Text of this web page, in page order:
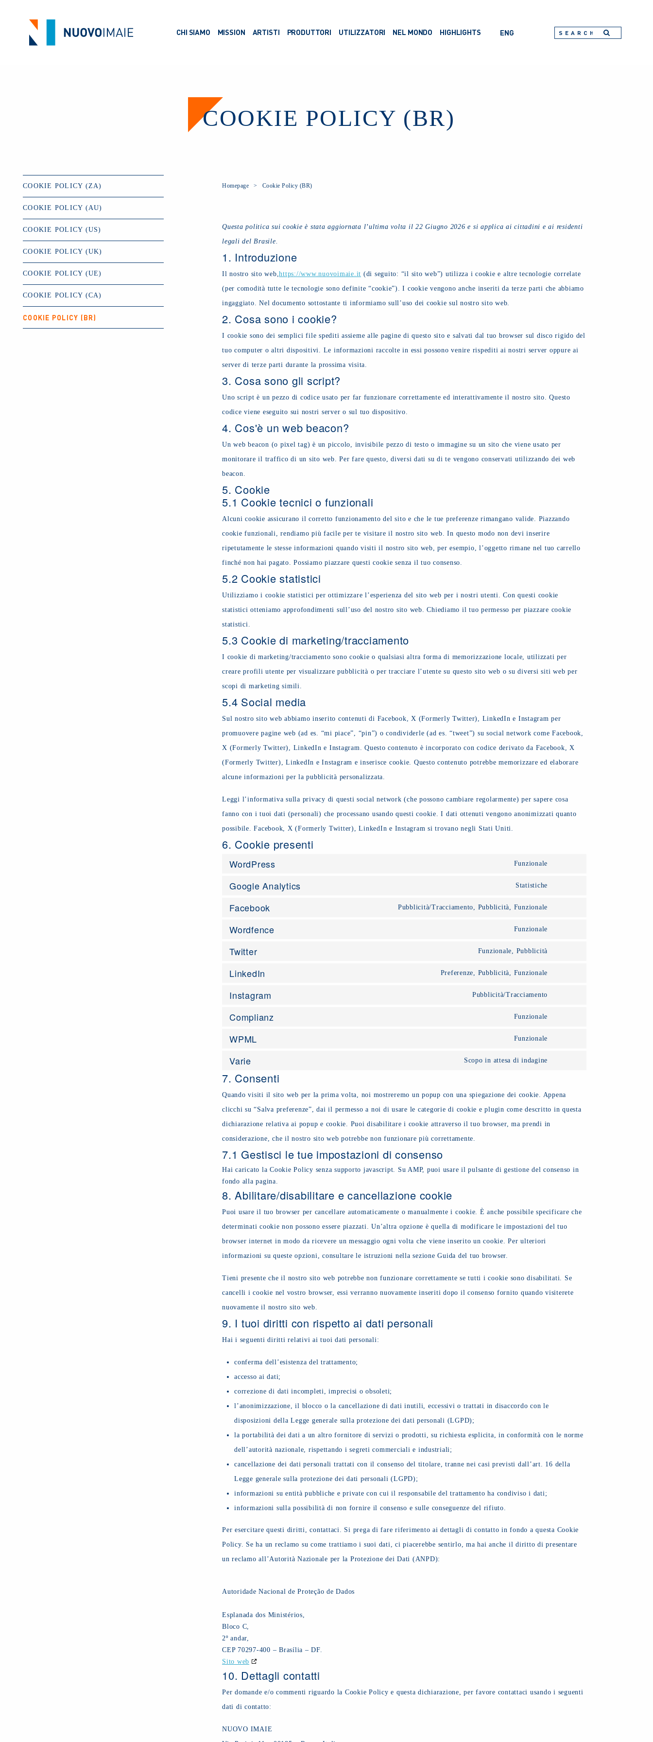
CHI SIAMO MISSION ARTISTI PRODUTTORI UTILIZZATORI NEL MONDO HIGHLIGHTS ENG
COOKIE POLICY (ZA)
COOKIE POLICY (AU)
COOKIE POLICY (US)
COOKIE POLICY (UK)
COOKIE POLICY (UE)
COOKIE POLICY (CA)
COOKIE POLICY (BR)
COOKIE POLICY (BR)
Homepage Cookie Policy (BR)
Questa politica sui cookie è stata aggiornata l’ultima volta il 22 Giugno 2026 e si applica ai cittadini e ai residenti
legali del Brasile.
1. Introduzione
Il nostro sito web,https://www.nuovoimaie.it (di seguito: “il sito web”) utilizza i cookie e altre tecnologie correlate
(per comodità tutte le tecnologie sono definite “cookie”). I cookie vengono anche inseriti da terze parti che abbiamo
ingaggiato. Nel documento sottostante ti informiamo sull’uso dei cookie sul nostro sito web.
2. Cosa sono i cookie?
I cookie sono dei semplici file spediti assieme alle pagine di questo sito e salvati dal tuo browser sul disco rigido del
tuo computer o altri dispositivi. Le informazioni raccolte in essi possono venire rispediti ai nostri server oppure ai
server di terze parti durante la prossima visita.
3. Cosa sono gli script?
Uno script è un pezzo di codice usato per far funzionare correttamente ed interattivamente il nostro sito. Questo
codice viene eseguito sui nostri server o sul tuo dispositivo.
4. Cos'è un web beacon?
Un web beacon (o pixel tag) è un piccolo, invisibile pezzo di testo o immagine su un sito che viene usato per
monitorare il traffico di un sito web. Per fare questo, diversi dati su di te vengono conservati utilizzando dei web
beacon.
5. Cookie
5.1 Cookie tecnici o funzionali
Alcuni cookie assicurano il corretto funzionamento del sito e che le tue preferenze rimangano valide. Piazzando
cookie funzionali, rendiamo più facile per te visitare il nostro sito web. In questo modo non devi inserire
ripetutamente le stesse informazioni quando visiti il nostro sito web, per esempio, l’oggetto rimane nel tuo carrello
finché non hai pagato. Possiamo piazzare questi cookie senza il tuo consenso.
5.2 Cookie statistici
Utilizziamo i cookie statistici per ottimizzare l’esperienza del sito web per i nostri utenti. Con questi cookie
statistici otteniamo approfondimenti sull’uso del nostro sito web. Chiediamo il tuo permesso per piazzare cookie
statistici.
5.3 Cookie di marketing/tracciamento
I cookie di marketing/tracciamento sono cookie o qualsiasi altra forma di memorizzazione locale, utilizzati per
creare profili utente per visualizzare pubblicità o per tracciare l’utente su questo sito web o su diversi siti web per
scopi di marketing simili.
5.4 Social media
Sul nostro sito web abbiamo inserito contenuti di Facebook, X (Formerly Twitter), LinkedIn e Instagram per
promuovere pagine web (ad es. “mi piace”, “pin”) o condividerle (ad es. “tweet”) su social network come Facebook,
X (Formerly Twitter), LinkedIn e Instagram. Questo contenuto è incorporato con codice derivato da Facebook, X
(Formerly Twitter), LinkedIn e Instagram e inserisce cookie. Questo contenuto potrebbe memorizzare ed elaborare
alcune informazioni per la pubblicità personalizzata.
Leggi l’informativa sulla privacy di questi social network (che possono cambiare regolarmente) per sapere cosa
fanno con i tuoi dati (personali) che processano usando questi cookie. I dati ottenuti vengono anonimizzati quanto
possibile. Facebook, X (Formerly Twitter), LinkedIn e Instagram si trovano negli Stati Uniti.
6. Cookie presenti
WordPress
Funzionale
Google Analytics
Statistiche
Facebook
Pubblicità/Tracciamento, Pubblicità, Funzionale
Wordfence
Funzionale
Twitter
Funzionale, Pubblicità
LinkedIn
Preferenze, Pubblicità, Funzionale
Instagram
Pubblicità/Tracciamento
Complianz
Funzionale
WPML
Funzionale
Varie
Scopo in attesa di indagine
7. Consenti
Quando visiti il sito web per la prima volta, noi mostreremo un popup con una spiegazione dei cookie. Appena
clicchi su “Salva preferenze”, dai il permesso a noi di usare le categorie di cookie e plugin come descritto in questa
dichiarazione relativa ai popup e cookie. Puoi disabilitare i cookie attraverso il tuo browser, ma prendi in
considerazione, che il nostro sito web potrebbe non funzionare più correttamente.
7.1 Gestisci le tue impostazioni di consenso
Hai caricato la Cookie Policy senza supporto javascript. Su AMP, puoi usare il pulsante di gestione del consenso in
fondo alla pagina.
8. Abilitare/disabilitare e cancellazione cookie
Puoi usare il tuo browser per cancellare automaticamente o manualmente i cookie. È anche possibile specificare che
determinati cookie non possono essere piazzati. Un’altra opzione è quella di modificare le impostazioni del tuo
browser internet in modo da ricevere un messaggio ogni volta che viene inserito un cookie. Per ulteriori
informazioni su queste opzioni, consultare le istruzioni nella sezione Guida del tuo browser.
Tieni presente che il nostro sito web potrebbe non funzionare correttamente se tutti i cookie sono disabilitati. Se
cancelli i cookie nel vostro browser, essi verranno nuovamente inseriti dopo il consenso fornito quando visiterete
nuovamente il nostro sito web.
9. I tuoi diritti con rispetto ai dati personali
Hai i seguenti diritti relativi ai tuoi dati personali:
conferma dell’esistenza del trattamento;
accesso ai dati;
correzione di dati incompleti, imprecisi o obsoleti;
l’anonimizzazione, il blocco o la cancellazione di dati inutili, eccessivi o trattati in disaccordo con le
disposizioni della Legge generale sulla protezione dei dati personali (LGPD);
la portabilità dei dati a un altro fornitore di servizi o prodotti, su richiesta esplicita, in conformità con le norme
dell’autorità nazionale, rispettando i segreti commerciali e industriali;
cancellazione dei dati personali trattati con il consenso del titolare, tranne nei casi previsti dall’art. 16 della
Legge generale sulla protezione dei dati personali (LGPD);
informazioni su entità pubbliche e private con cui il responsabile del trattamento ha condiviso i dati;
informazioni sulla possibilità di non fornire il consenso e sulle conseguenze del rifiuto.
Per esercitare questi diritti, contattaci. Si prega di fare riferimento ai dettagli di contatto in fondo a questa Cookie
Policy. Se ha un reclamo su come trattiamo i suoi dati, ci piacerebbe sentirlo, ma hai anche il diritto di presentare
un reclamo all’Autorità Nazionale per la Protezione dei Dati (ANPD):
Autoridade Nacional de Proteção de Dados
Esplanada dos Ministérios,
Bloco C,
2º andar,
CEP 70297-400 – Brasília – DF.
Sito web
10. Dettagli contatti
Per domande e/o commenti riguardo la Cookie Policy e questa dichiarazione, per favore contattaci usando i seguenti
dati di contatto:
NUOVO IMAIE